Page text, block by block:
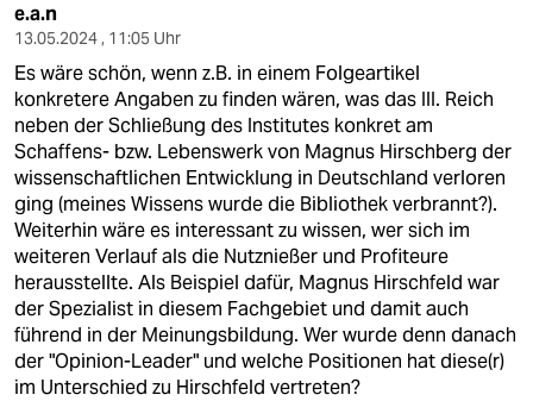
e.a.n
13.05.2024 , 11:05 Uhr
Es wäre schön, wenn z.B. in einem Folgeartikel
konkretere Angaben zu finden wären, was das III. Reich
neben der Schließung des Institutes konkret am
Schaffens- bzw. Lebenswerk von Magnus Hirschberg der
wissenschaftlichen Entwicklung in Deutschland verloren
ging (meines Wissens wurde die Bibliothek verbrannt?).
Weiterhin wäre es interessant zu wissen, wer sich im
weiteren Verlauf als die Nutznießer und Profiteure
herausstellte. Als Beispiel dafür, Magnus Hirschfeld war
der Spezialist in diesem Fachgebiet und damit auch
führend in der Meinungsbildung. Wer wurde denn danach
der "Opinion-Leader" und welche Positionen hat diese(r)
im Unterschied zu Hirschfeld vertreten?